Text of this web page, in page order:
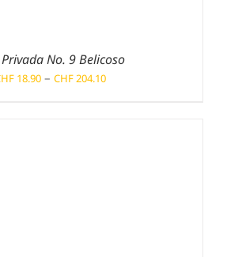
No. 9 Belicoso
18.90 – CHF204.10Preisspanne: